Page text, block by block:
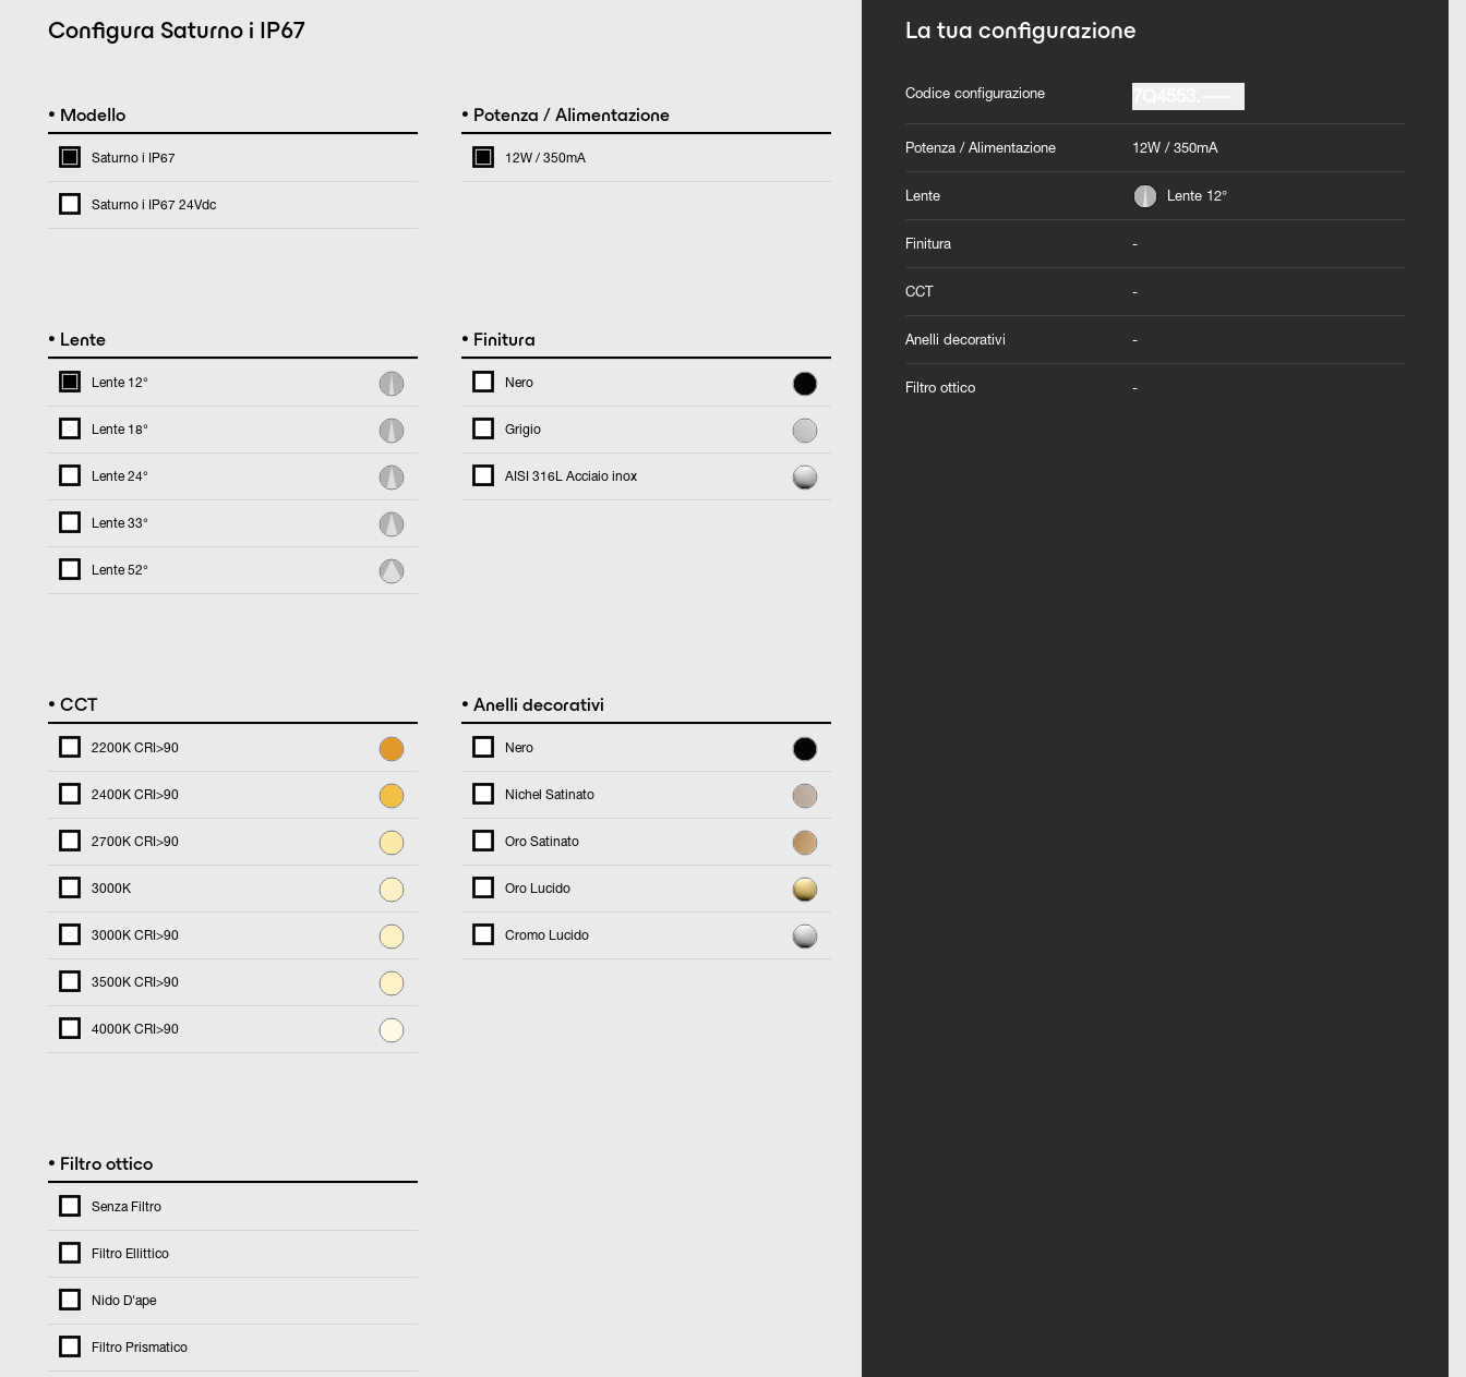
Configura Saturno i IP67
• Modello
Saturno i IP67
Saturno i IP67 24Vdc
• Potenza / Alimentazione
12W / 350mA
• Lente
Lente 12°
Lente 18°
Lente 24°
Lente 33°
Lente 52°
• Finitura
Nero
Grigio
AISI 316L Acciaio inox
• CCT
2200K CRI>90
2400K CRI>90
2700K CRI>90
3000K
3000K CRI>90
3500K CRI>90
4000K CRI>90
• Anelli decorativi
Nero
Nichel Satinato
Oro Satinato
Oro Lucido
Cromo Lucido
• Filtro ottico
Senza Filtro
Filtro Ellittico
Nido D'ape
Filtro Prismatico
La tua configurazione
Codice configurazione
Potenza / Alimentazione 12W / 350mA
Lente Lente 12°
Finitura -
CCT -
Anelli decorativi -
Filtro ottico -